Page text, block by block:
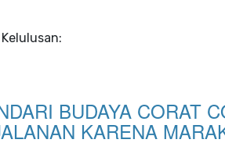
BUDAYA CORAT
KARENA